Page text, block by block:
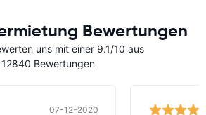
Bewertungen
uns mit einer 9.1/10 aus
Bewertungen
07-12-2020